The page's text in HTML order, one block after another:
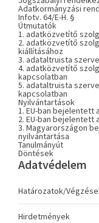
Adatkormányzási
Infotv. 64/E-H. §
Útmutatók
1. adatközvetítő
2. adatközvetítő
kiállításához
3. adataltruista
4. adatközvetítő
kapcsolatban
5. adataltruista
kapcsolatban
Nyilvántartások
1. EU-ban
2. EU-ban
3. Magyarországon
nyilvántartása
Tanulmányút
Döntések
Adatvédelem
Határozatok/
Hirdetmények